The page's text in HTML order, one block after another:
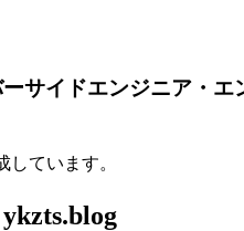
サイドエンジニア・
ています。